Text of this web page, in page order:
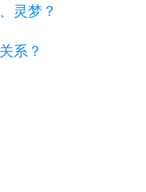
灵梦？
系？